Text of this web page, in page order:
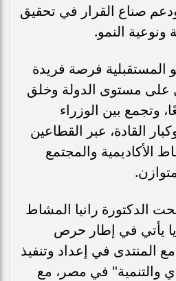
ودعم صناع القرار في تحقيق
النمو.
فرصة فريدة
على مستوى الدولة وخلق
وتجمع بين الوزراء
القادة، عبر القطاعين
الأكاديمية والمجتمع
الدكتورة رانيا المشاط
يأتي في إطار حرص
المنتدى في إعداد وتنفيذ
والتنمية" في مصر، مع